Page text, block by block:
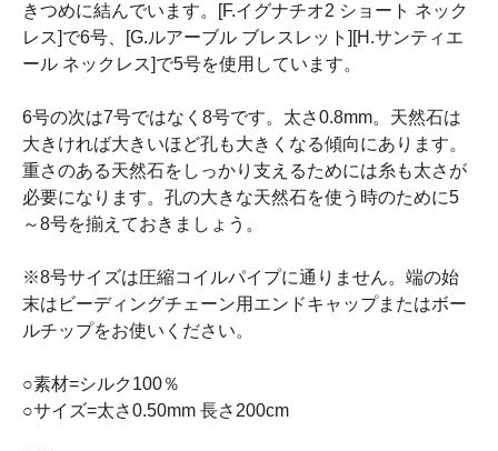
きつめに結んでいます。[F.イグナチオ2 ショート ネック
レス]で6号、[G.ルアーブル ブレスレット][H.サンティエ
ール ネックレス]で5号を使用しています。
6号の次は7号ではなく8号です。太さ0.8mm。天然石は
大きければ大きいほど孔も大きくなる傾向にあります。
重さのある天然石をしっかり支えるためには糸も太さが
必要になります。孔の大きな天然石を使う時のために5
～8号を揃えておきましょう。
※8号サイズは圧縮コイルパイプに通りません。端の始
末はビーディングチェーン用エンドキャップまたはボー
ルチップをお使いください。
○素材=シルク100％
○サイズ=太さ0.50mm 長さ200cm